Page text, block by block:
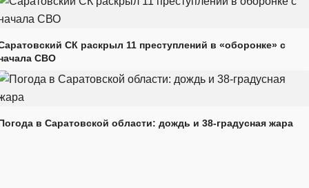
СК раскрыл 11 преступлений в «оборонке» с
СВО
в Саратовской области: дождь и 38-градусная жара